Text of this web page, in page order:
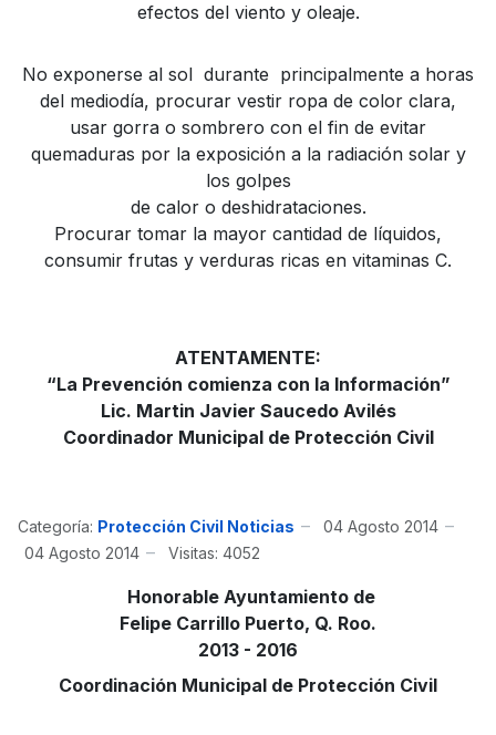
efectos del viento y oleaje.
No exponerse al sol durante principalmente a horas
del mediodía, procurar vestir ropa de color clara,
usar gorra o sombrero con el fin de evitar
quemaduras por la exposición a la radiación solar y
los golpes
de calor o deshidrataciones.
Procurar tomar la mayor cantidad de líquidos,
consumir frutas y verduras ricas en vitaminas C.
ATENTAMENTE:
“La Prevención comienza con la Información”
Lic. Martin Javier Saucedo Avilés
Coordinador Municipal de Protección Civil
Categoría: Protección Civil Noticias
04 Agosto 2014
04 Agosto 2014
Visitas: 4052
Honorable Ayuntamiento de
Felipe Carrillo Puerto, Q. Roo.
2013 - 2016
Coordinación Municipal de Protección Civil